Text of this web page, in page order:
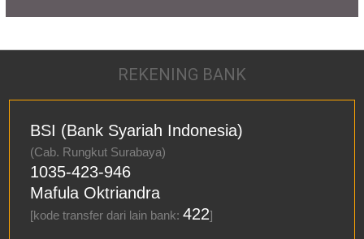
REKENING BANK
BSI (Bank Syariah Indonesia)
(Cab. Rungkut Surabaya)
1035-423-946
Mafula Oktriandra
[kode transfer dari lain bank:422]